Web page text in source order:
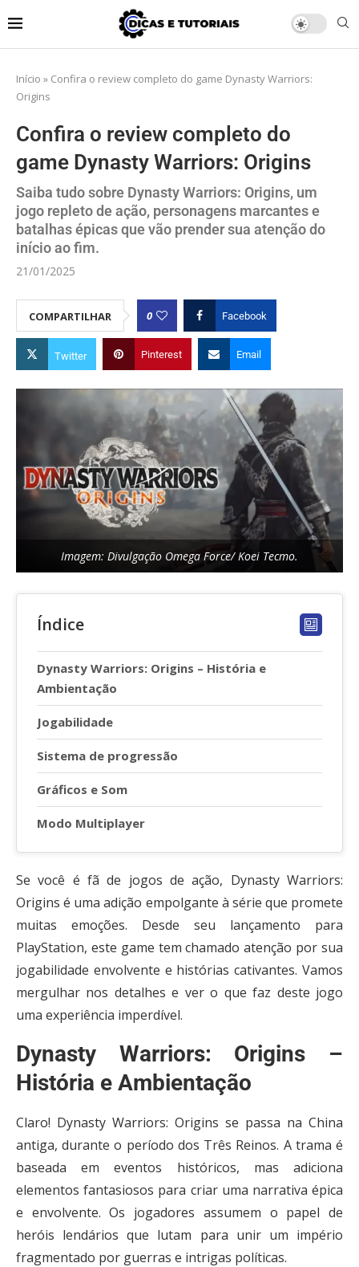
Início » Confira o review completo do game Dynasty Warriors:
Origins
Confira o review completo do
game Dynasty Warriors: Origins
Saiba tudo sobre Dynasty Warriors: Origins, um
jogo repleto de ação, personagens marcantes e
batalhas épicas que vão prender sua atenção do
início ao fim.
21/01/2025
COMPARTILHAR 0 Facebook
Twitter Pinterest Email
Imagem: Divulgação Omega Force/ Koei Tecmo.
Índice
Dynasty Warriors: Origins – História e
Ambientação
Jogabilidade
Sistema de progressão
Gráficos e Som
Modo Multiplayer
Se você é fã de jogos de ação, Dynasty Warriors:
Origins é uma adição empolgante à série que promete
muitas emoções. Desde seu lançamento para
PlayStation, este game tem chamado atenção por sua
jogabilidade envolvente e histórias cativantes. Vamos
mergulhar nos detalhes e ver o que faz deste jogo
uma experiência imperdível.
Dynasty Warriors: Origins –
História e Ambientação
Claro! Dynasty Warriors: Origins se passa na China
antiga, durante o período dos Três Reinos. A trama é
baseada em eventos históricos, mas adiciona
elementos fantasiosos para criar uma narrativa épica
e envolvente. Os jogadores assumem o papel de
heróis lendários que lutam para unir um império
fragmentado por guerras e intrigas políticas.